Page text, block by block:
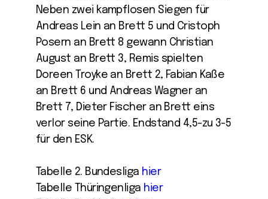
Neben zwei kampflosen Siegen für
Andreas Lein an Brett 5 und Cristoph
Posern an Brett 8 gewann Christian
August an Brett 3, Remis spielten
Doreen Troyke an Brett 2, Fabian Kaße
an Brett 6 und Andreas Wagner an
Brett 7, Dieter Fischer an Brett eins
verlor seine Partie. Endstand 4,5-zu 3-5
für den ESK.
Tabelle 2. Bundesliga hier
Tabelle Thüringenliga hier